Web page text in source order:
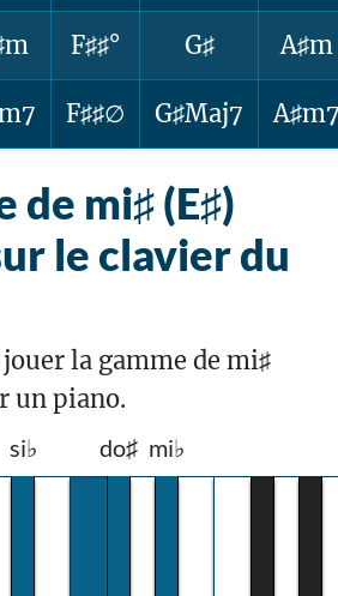
F♯♯° G♯ A♯m
F♯♯∅ G♯Maj7
de mi♯ (E♯)
le clavier du
la gamme de mi♯
un piano.
si♭ do♯ mi♭